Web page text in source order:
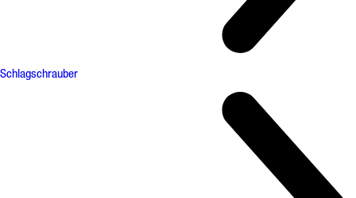
Schlagschrauber